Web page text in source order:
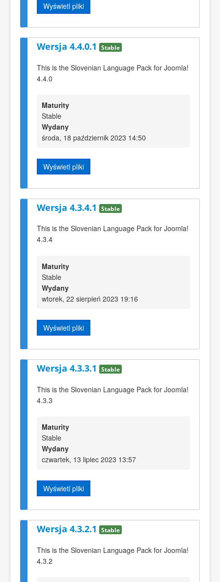
Wyświetl pliki
Wersja 4.4.0.1 Stable
This is the Slovenian Language Pack for Joomla!
4.4.0
Maturity
Stable
Wydany
środa, 18 październik 2023 14:50
Wyświetl pliki
Wersja 4.3.4.1 Stable
This is the Slovenian Language Pack for Joomla!
4.3.4
Maturity
Stable
Wydany
wtorek, 22 sierpień 2023 19:16
Wyświetl pliki
Wersja 4.3.3.1 Stable
This is the Slovenian Language Pack for Joomla!
4.3.3
Maturity
Stable
Wydany
czwartek, 13 lipiec 2023 13:57
Wyświetl pliki
Wersja 4.3.2.1 Stable
This is the Slovenian Language Pack for Joomla!
4.3.2